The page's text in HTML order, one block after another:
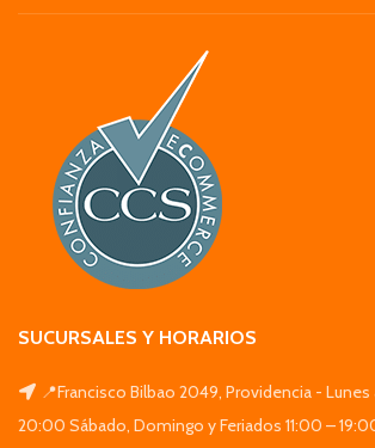
SUCURSALES Y HORARIOS
📍Francisco Bilbao 2049, Providencia -
20:00 Sábado, Domingo y Feriados 11:00 –